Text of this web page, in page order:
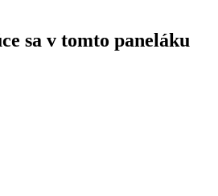
sa v tomto paneláku